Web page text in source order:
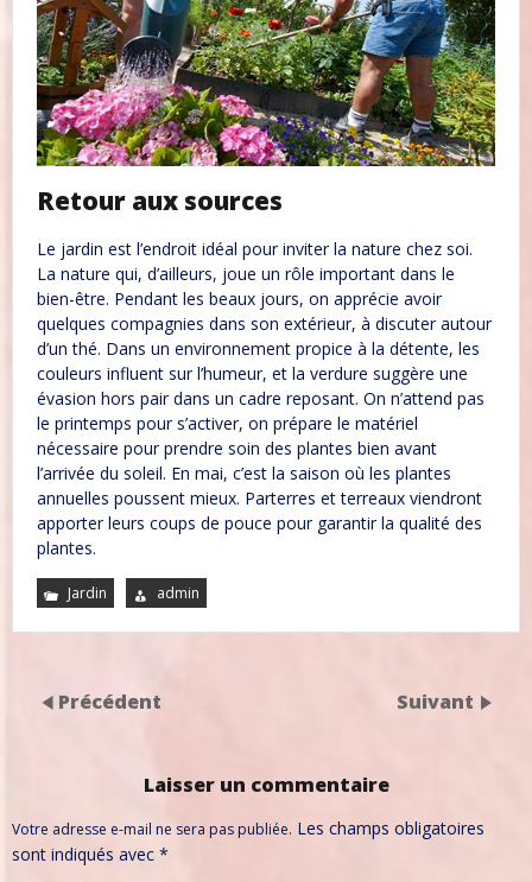
Retour aux sources
Le jardin est l’endroit idéal pour inviter la nature chez soi.
La nature qui, d’ailleurs, joue un rôle important dans le
bien-être. Pendant les beaux jours, on apprécie avoir
quelques compagnies dans son extérieur, à discuter autour
d’un thé. Dans un environnement propice à la détente, les
couleurs influent sur l’humeur, et la verdure suggère une
évasion hors pair dans un cadre reposant. On n’attend pas
le printemps pour s’activer, on prépare le matériel
nécessaire pour prendre soin des plantes bien avant
l’arrivée du soleil. En mai, c’est la saison où les plantes
annuelles poussent mieux. Parterres et terreaux viendront
apporter leurs coups de pouce pour garantir la qualité des
plantes.
Jardin admin
Précédent Suivant
Laisser un commentaire
Votre adresse e-mail ne sera pas publiée. Les champs obligatoires
sont indiqués avec *